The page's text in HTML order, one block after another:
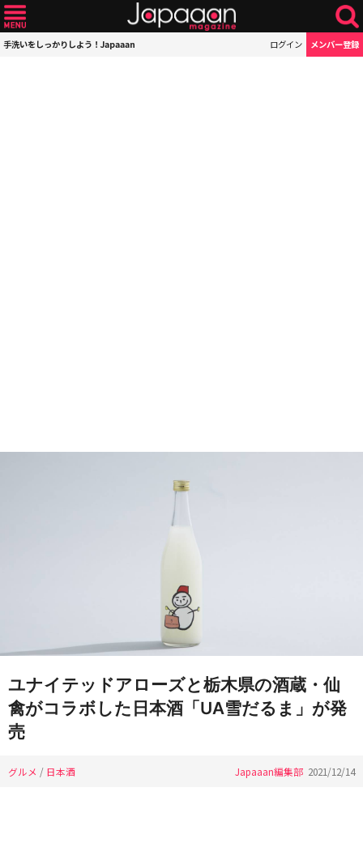
手洗いをしっかりしよう！Japaaan ログイン メンバー登録
ユナイテッドアローズと栃木県の酒蔵・仙
禽がコラボした日本酒「UA雪だるま」が発
売
グルメ / 日本酒 Japaaan編集部 2021/12/14